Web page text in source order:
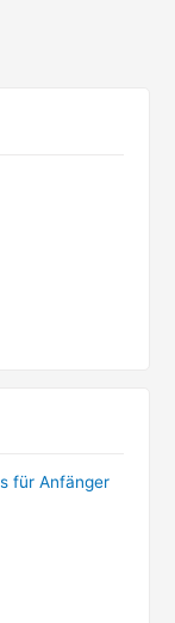
für Anfänger